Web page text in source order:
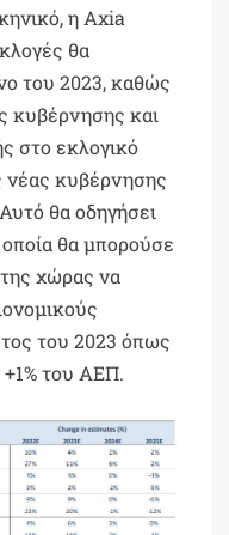
η Axia
θα
του 2023, καθώς
κυβέρνησης και
στο εκλογικό
νέας κυβέρνησης
θα οδηγήσει
οποία θα μπορούσε
χώρας να
του 2023 όπως
του ΑΕΠ.